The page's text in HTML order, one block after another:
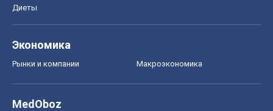
Диеты
Экономика
Рынки и компании Mакроэкономика
MedOboz